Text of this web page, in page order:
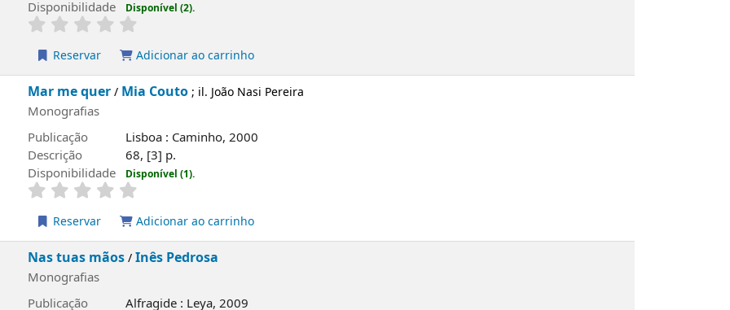
capa local
Publicação
Disponibilidade
Disponível (2).
Reservar
Rebeldia : romance/Cristina Carvalho
Monografias
Publicação
Lisboa : Planeta, 2017
Descrição
Disponibilidade
Disponível (2).